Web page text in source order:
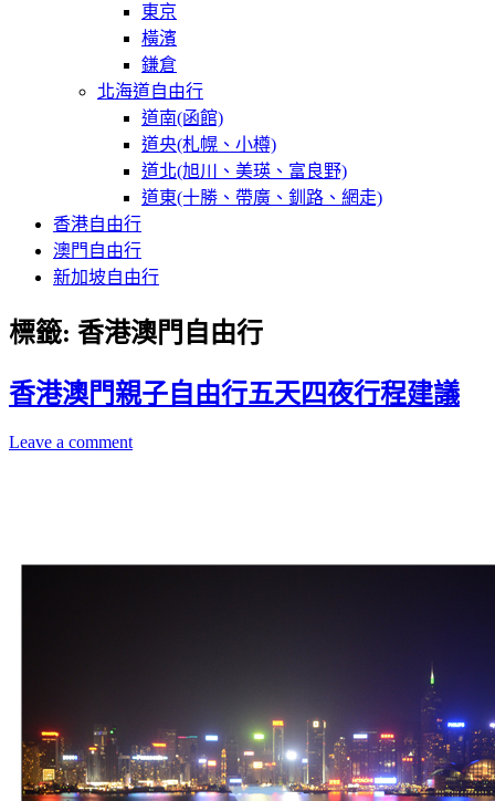
東京
橫濱
鎌倉
北海道自由行
道南(函館)
道央(札幌、小樽)
道北(旭川、美瑛、富良野)
道東(十勝、帶廣、釧路、網走)
香港自由行
澳門自由行
新加坡自由行
標籤: 香港澳門自由行
香港澳門親子自由行五天四夜行程建議
Leave a comment